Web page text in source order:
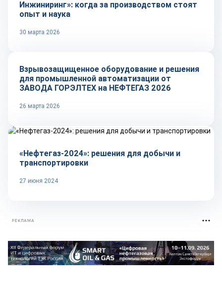
Инжиниринг»: когда за производством стоят
опыт и наука
30 марта 2026
Репортаж
Взрывозащищенное оборудование и решения
для промышленной автоматизации от
ЗАВОДА ГОРЭЛТЕХ на НЕФТЕГАЗ 2026
26 марта 2026
«Нефтегаз-2024»: решения для добычи и
транспортировки
27 июня 2024
РЕКЛАМА